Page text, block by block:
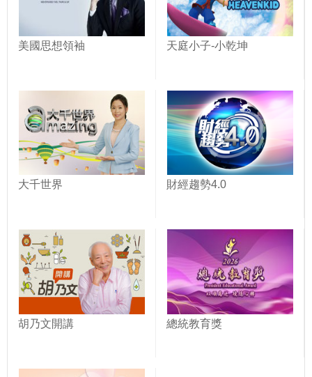
美國思想領袖 天庭小子-小乾坤
大千世界 財經趨勢4.0
胡乃文開講 總統教育獎